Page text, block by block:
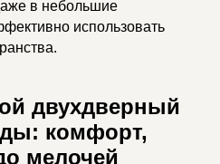
в небольшие
использовать
двухдверный
комфорт,
мелочей